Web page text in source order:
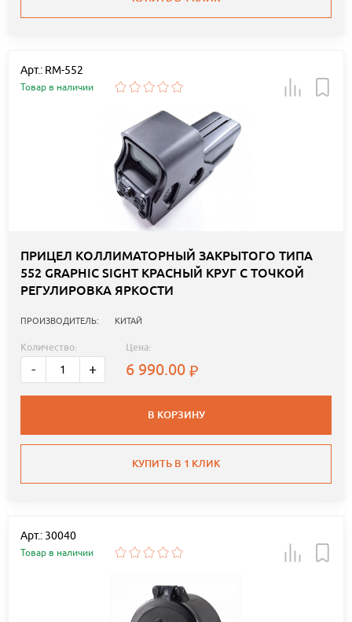
Арт.: RM-552
Товар в наличии
ПРИЦЕЛ КОЛЛИМАТОРНЫЙ ЗАКРЫТОГО ТИПА
552 GRAPHIC SIGHT КРАСНЫЙ КРУГ С ТОЧКОЙ
РЕГУЛИРОВКА ЯРКОСТИ
ПРОИЗВОДИТЕЛЬ: КИТАЙ
Количество:
- +
Цена:
6 990.00
В КОРЗИНУ
КУПИТЬ В 1 КЛИК
Арт.: 30040
Товар в наличии